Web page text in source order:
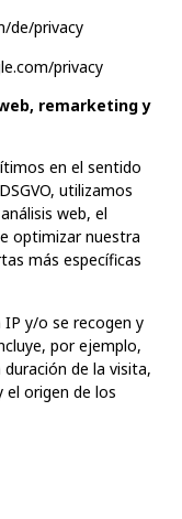
de/privacy
privacy
remarketing y
en el sentido
utilizamos
web, el
optimizar nuestra
más específicas
IP y/o se recogen y
por ejemplo,
de la visita,
el origen de los